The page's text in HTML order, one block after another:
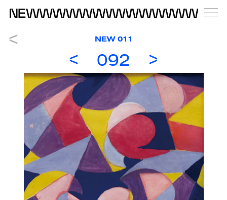
NEW 011
092